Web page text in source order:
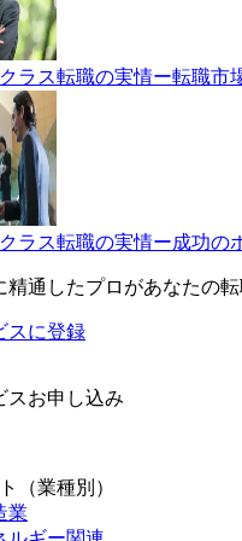
ラス転職の実情ー転職市
ラス転職の実情ー成功の
精通したプロがあなたの転
スに登録
スお申し込み
（業種別）
業